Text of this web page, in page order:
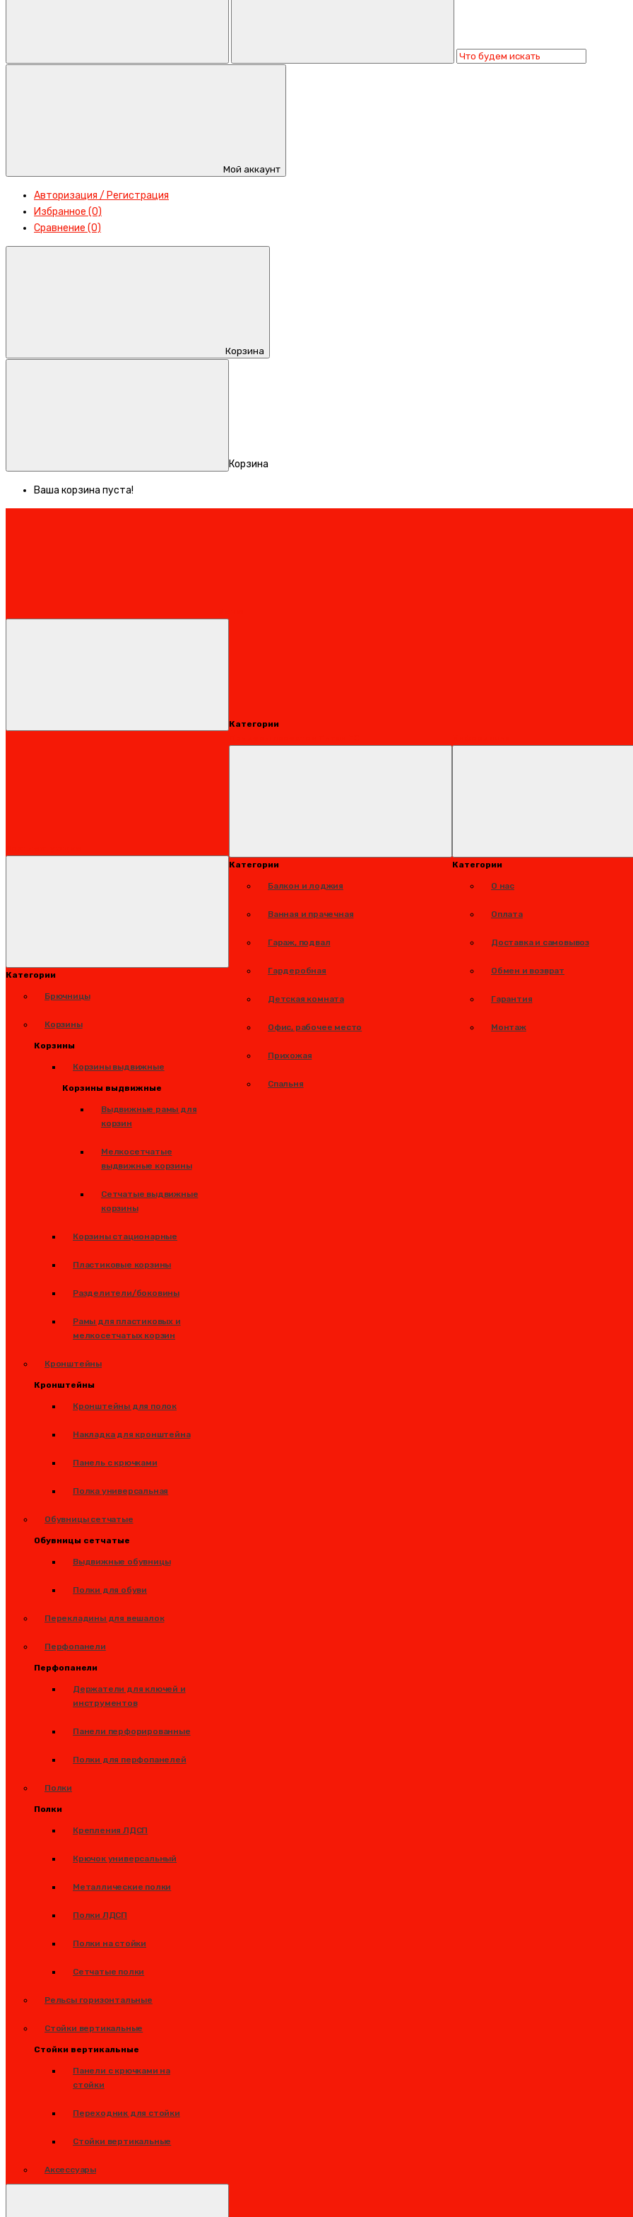
Мой аккаунт
Авторизация / Регистрация
Избранное (0)
Сравнение (0)
Корзина
Корзина
Ваша корзина пуста!
Категории
Категории
Брючницы
Корзины
Корзины
Корзины выдвижные
Корзины выдвижные
Выдвижные рамы для
корзин
Мелкосетчатые
выдвижные корзины
Сетчатые выдвижные
корзины
Корзины стационарные
Пластиковые корзины
Разделители/боковины
Рамы для пластиковых и
мелкосетчатых корзин
Кронштейны
Кронштейны
Кронштейны для полок
Накладка для кронштейна
Панель с крючками
Полка универсальная
Обувницы сетчатые
Обувницы сетчатые
Выдвижные обувницы
Полки для обуви
Перекладины для вешалок
Перфопанели
Перфопанели
Держатели для ключей и
инструментов
Панели перфорированные
Полки для перфопанелей
Полки
Полки
Крепления ЛДСП
Крючок универсальный
Металлические полки
Полки ЛДСП
Полки на стойки
Сетчатые полки
Рельсы горизонтальные
Стойки вертикальные
Стойки вертикальные
Панели с крючками на
стойки
Переходник для стойки
Стойки вертикальные
Аксессуары
Категории
Балкон и лоджия
Ванная и прачечная
Гараж, подвал
Гардеробная
Детская комната
Офис, рабочее место
Прихожая
Спальня
Категории
О нас
Оплата
Доставка и самовывоз
Обмен и возврат
Гарантия
Монтаж